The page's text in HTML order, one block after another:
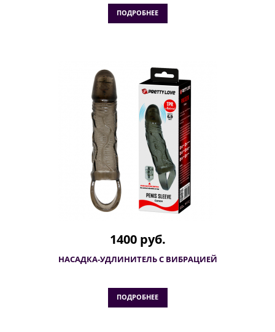
ПОДРОБНЕЕ
1400 руб.
НАСАДКА-УДЛИНИТЕЛЬ С ВИБРАЦИЕЙ
ПОДРОБНЕЕ